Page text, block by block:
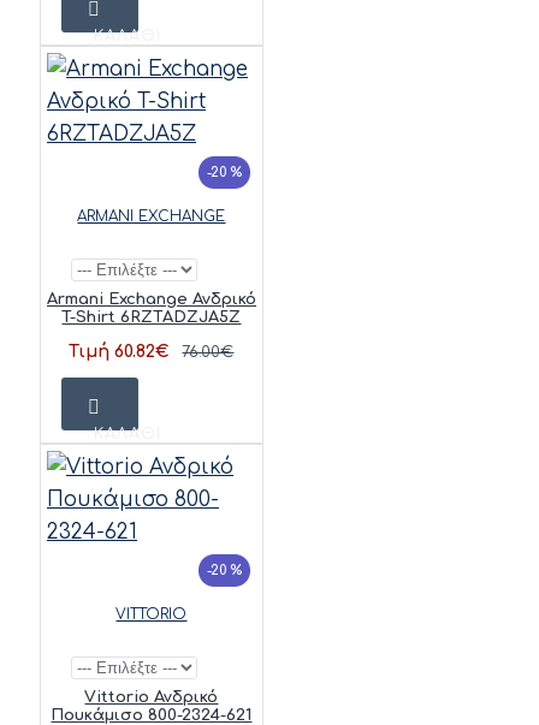
ΚΑΛΆΘΙ
-20 %
ARMANI EXCHANGE
Armani Exchange Ανδρικό
T-Shirt 6RZTADZJA5Z
Τιμή 60.82€ 76.00€
ΚΑΛΆΘΙ
-20 %
VITTORIO
Vittorio Ανδρικό
Πουκάμισο 800-2324-621